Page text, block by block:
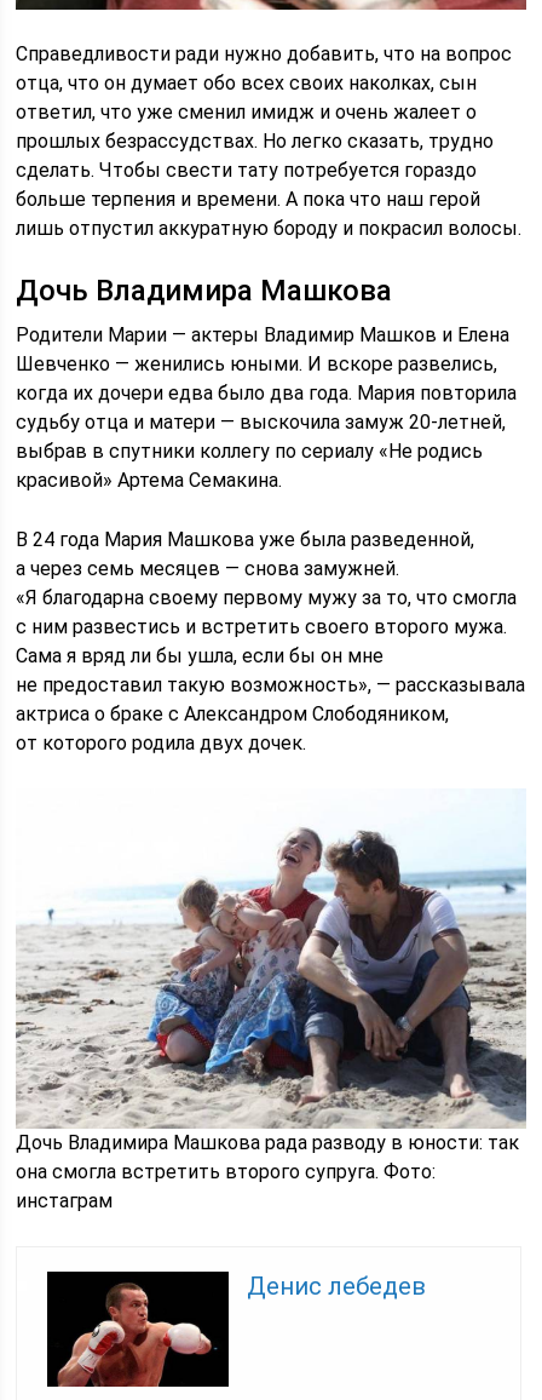
Справедливости ради нужно добавить, что на вопрос
отца, что он думает обо всех своих наколках, сын
ответил, что уже сменил имидж и очень жалеет о
прошлых безрассудствах. Но легко сказать, трудно
сделать. Чтобы свести тату потребуется гораздо
больше терпения и времени. А пока что наш герой
лишь отпустил аккуратную бороду и покрасил волосы.
Дочь Владимира Машкова
Родители Марии — актеры Владимир Машков и Елена
Шевченко — женились юными. И вскоре развелись,
когда их дочери едва было два года. Мария повторила
судьбу отца и матери — выскочила замуж 20-летней,
выбрав в спутники коллегу по сериалу «Не родись
красивой» Артема Семакина.
В 24 года Мария Машкова уже была разведенной,
а через семь месяцев — снова замужней.
«Я благодарна своему первому мужу за то, что смогла
с ним развестись и встретить своего второго мужа.
Сама я вряд ли бы ушла, если бы он мне
не предоставил такую возможность», — рассказывала
актриса о браке с Александром Слободяником,
от которого родила двух дочек.
Дочь Владимира Машкова рада разводу в юности: так
она смогла встретить второго супруга. Фото:
инстаграм
Денис лебедев